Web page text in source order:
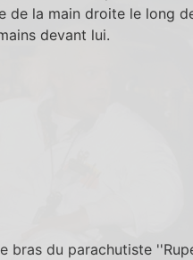
la main droite le long
devant lui.
bras du parachutiste